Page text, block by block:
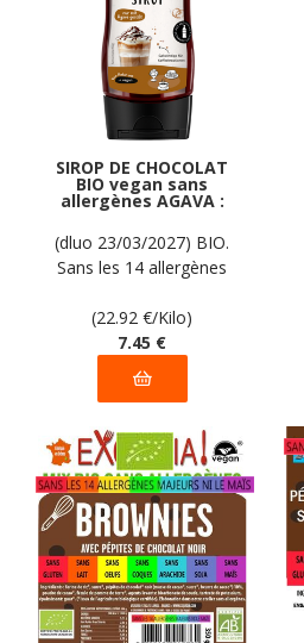
SIROP DE CHOCOLAT
BIO vegan sans
allergènes AGAVA :
325 grammes
(dluo 23/03/2027) BIO.
Sans les 14 allergènes
(22.92 €/Kilo)
7.45 €